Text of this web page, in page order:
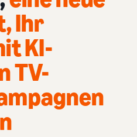
Ihr
KI-
TV-